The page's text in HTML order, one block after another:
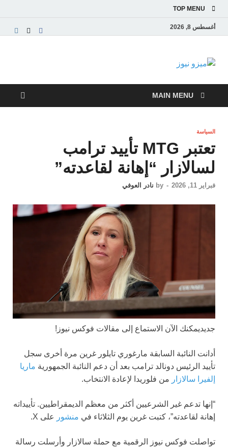
TOP MENU
أغسطس 8, 2026
ميزو نيوز
والاقتصادية
MAIN MENU
السياسة
تعتبر MTG تأييد ترامب
لسالازار “إهانة لقاعدته”
فبراير 11, 2026 -
by نادر العوفي
جديديمكنك الآن الاستماع إلى مقالات فوكس نيوز!
أدانت النائبة السابقة مارغوري تايلور غرين مرة أخرى سجل
تأييد الرئيس دونالد ترامب بعد أن دعم النائبة الجمهورية ماريا
إلفيرا سالازار من فلوريدا لإعادة الانتخاب.
“إنها تدعم غير الشرعيين أكثر من معظم الديمقراطيين. تأييداته
إهانة لقاعدته”، كتبت غرين يوم الثلاثاء في منشور على X.
تواصلت فوكس نيوز الرقمية مع حملة سالازار وأرسلت رسالة